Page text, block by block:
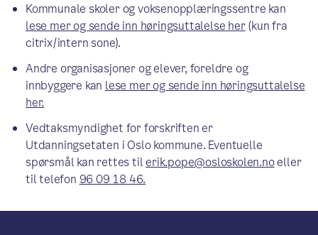
Kommunale skoler og voksenopplæringssentre kan
lese mer og sende inn høringsuttalelse her(kun fra
citrix/intern sone).
Andre organisasjoner og elever, foreldre og
innbyggere kan lese mer og sende inn høringsuttalelse
her.
Vedtaksmyndighet for forskriften er
Utdanningsetaten i Oslo kommune. Eventuelle
spørsmål kan rettes tilerik.pope@osloskolen.noeller
til telefon 96 09 18 46.